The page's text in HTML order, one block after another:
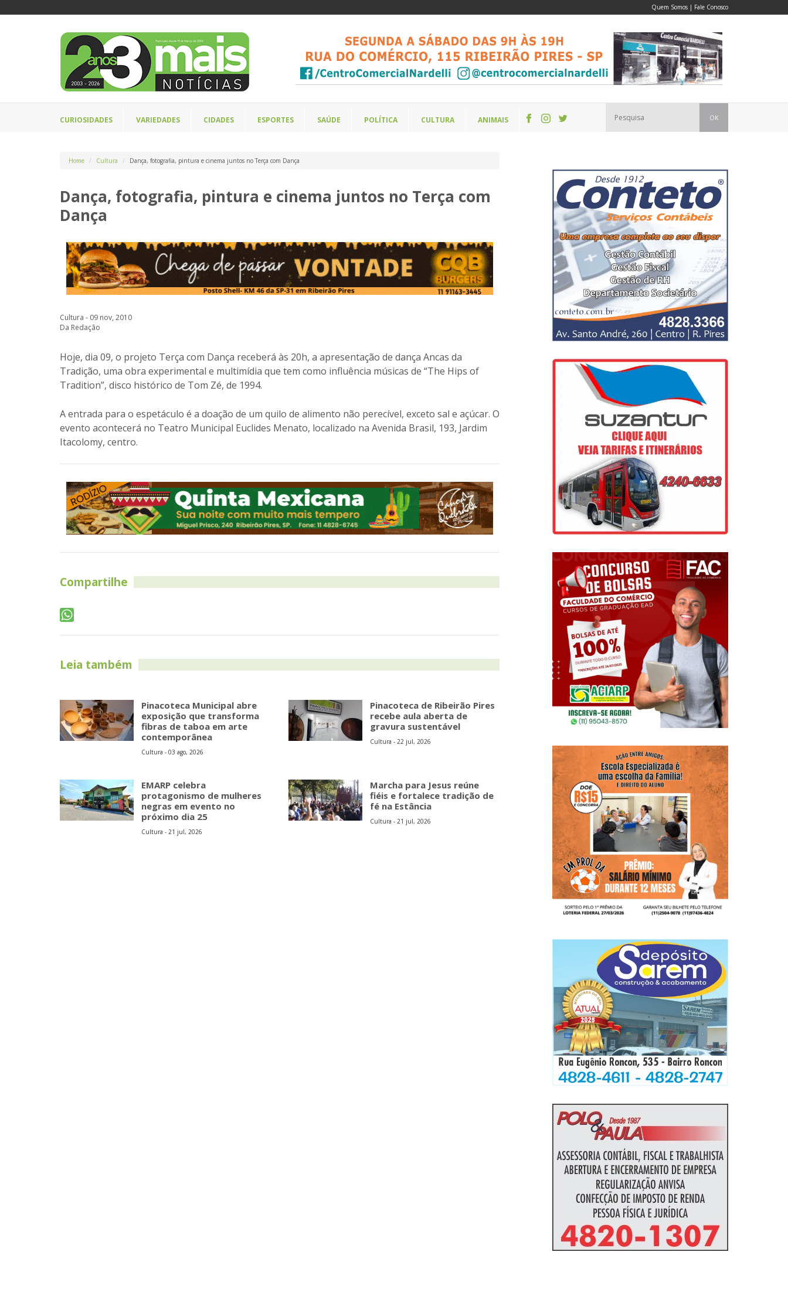
Quem Somos | Fale Conosco
CURIOSIDADES VARIEDADES CIDADES ESPORTES SAÚDE POLÍTICA CULTURA ANIMAIS OK
Home Cultura Dança, fotografia, pintura e cinema juntos no Terça com Dança
Dança, fotografia, pintura e cinema juntos no Terça com
Dança
Cultura - 09 nov, 2010
Da Redação
Hoje, dia 09, o projeto Terça com Dança receberá às 20h, a apresentação de dança Ancas da
Tradição, uma obra experimental e multimídia que tem como influência músicas de “The Hips of
Tradition”, disco histórico de Tom Zé, de 1994.
A entrada para o espetáculo é a doação de um quilo de alimento não perecível, exceto sal e açúcar. O
evento acontecerá no Teatro Municipal Euclides Menato, localizado na Avenida Brasil, 193, Jardim
Itacolomy, centro.
Compartilhe
Leia também
Pinacoteca Municipal abre
exposição que transforma
fibras de taboa em arte
contemporânea
Cultura - 03 ago, 2026
Pinacoteca de Ribeirão Pires
recebe aula aberta de
gravura sustentável
Cultura - 22 jul, 2026
EMARP celebra
protagonismo de mulheres
negras em evento no
próximo dia 25
Cultura - 21 jul, 2026
Marcha para Jesus reúne
fiéis e fortalece tradição de
fé na Estância
Cultura - 21 jul, 2026